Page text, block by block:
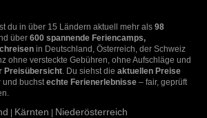
du in über 15 Ländern aktuell mehr als 98
über 600 spannende Feriencamps,
in Deutschland, Österreich, der Schweiz
ohne versteckte Gebühren, ohne Aufschläge und
Preisübersicht. Du siehst die aktuellen Preise
und buchstechte Ferienerlebnisse – fair, geprüft
| Kärnten | Niederösterreich